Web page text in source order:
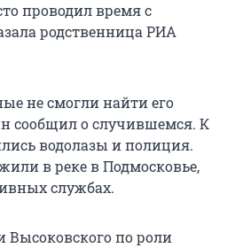
проводил время с
родственница РИА
не смогли найти его
сообщил о случившемся. К
водолазы и полиция.
в реке в Подмосковье,
службах.
Высоковского по роли